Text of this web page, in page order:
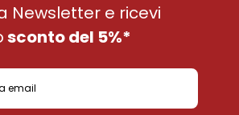
Newsletter e ricevi
sconto del 5%*